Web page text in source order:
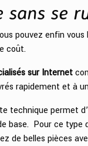
sans se
pouvez enfin
coût.
sur Internet
rapidement et à
technique permet
base. Pour ce type
de belles pièces